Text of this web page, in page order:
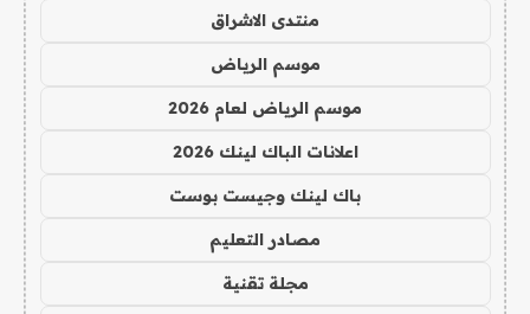
منتدى الاشراق
موسم الرياض
موسم الرياض لعام 2026
اعلانات الباك لينك 2026
باك لينك وجيست بوست
مصادر التعليم
مجلة تقنية